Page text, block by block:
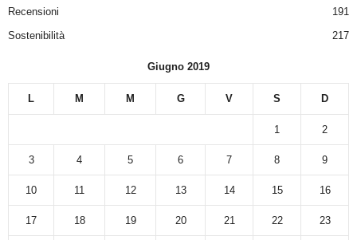
Recensioni
191
Sostenibilità
217
Giugno 2019
L M M G V S D
1 2
3 4 5 6 7 8 9
10 11 12 13 14 15 16
17 18 19 20 21 22 23